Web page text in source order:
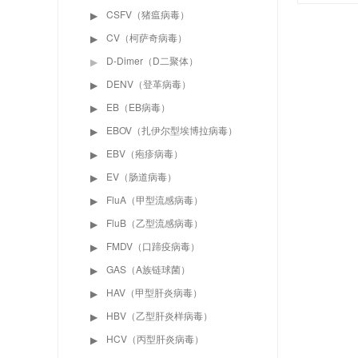
▶
CSFV（猪瘟病毒）
▶
CV（柯萨奇病毒）
▶
D-Dimer（D二聚体）
▶
DENV（登革病毒）
▶
EB（EB病毒）
▶
EBOV（扎伊尔型埃博拉病毒）
▶
EBV（疱疹病毒）
▶
EV（肠道病毒）
▶
FluA（甲型流感病毒）
▶
FluB（乙型流感病毒）
▶
FMDV（口蹄疫病毒）
▶
GAS（A族链球菌）
▶
HAV（甲型肝炎病毒）
▶
HBV（乙型肝炎样病毒）
▶
HCV（丙型肝炎病毒）